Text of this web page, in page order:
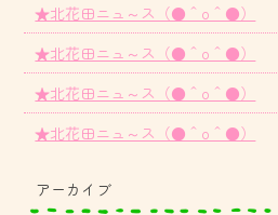
★北花田ニュ～ス（●＾o＾●）
★北花田ニュ～ス（●＾o＾●）
★北花田ニュ～ス（●＾o＾●）
★北花田ニュ～ス（●＾o＾●）
アーカイブ